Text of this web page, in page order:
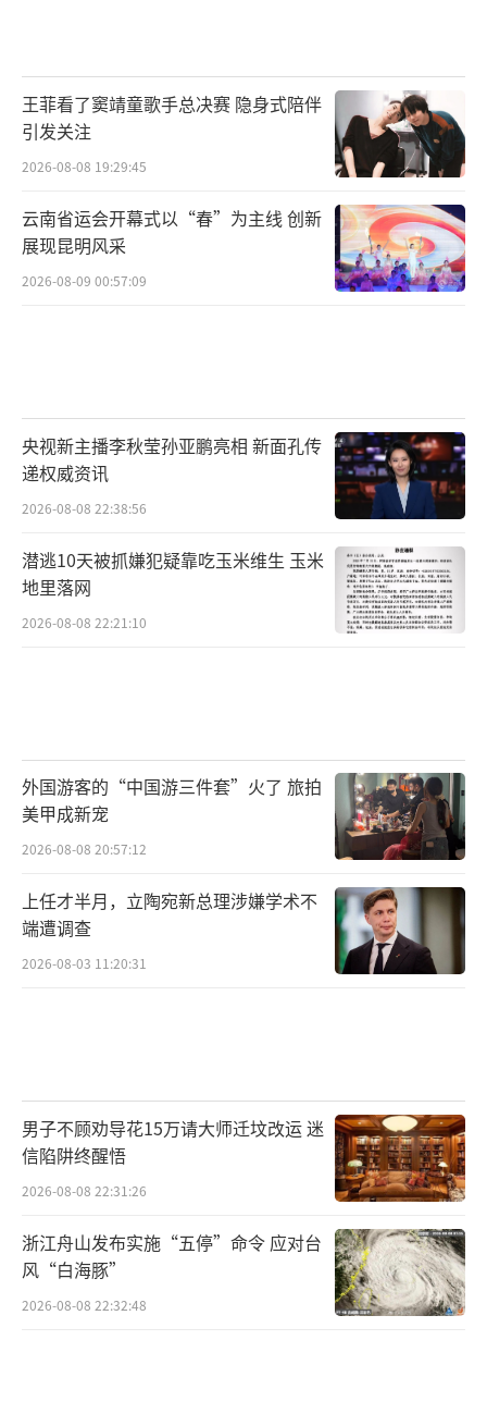
王菲看了窦靖童歌手总决赛 隐身式陪伴
引发关注
2026-08-08 19:29:45
云南省运会开幕式以“春”为主线 创新
展现昆明风采
2026-08-09 00:57:09
央视新主播李秋莹孙亚鹏亮相 新面孔传
递权威资讯
2026-08-08 22:38:56
潜逃10天被抓嫌犯疑靠吃玉米维生 玉米
地里落网
2026-08-08 22:21:10
外国游客的“中国游三件套”火了 旅拍
美甲成新宠
2026-08-08 20:57:12
上任才半月，立陶宛新总理涉嫌学术不
端遭调查
2026-08-03 11:20:31
男子不顾劝导花15万请大师迁坟改运 迷
信陷阱终醒悟
2026-08-08 22:31:26
浙江舟山发布实施“五停”命令 应对台
风“白海豚”
2026-08-08 22:32:48